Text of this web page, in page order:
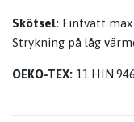
Skötsel: Fintvätt max
Strykning på låg
OEKO-TEX: